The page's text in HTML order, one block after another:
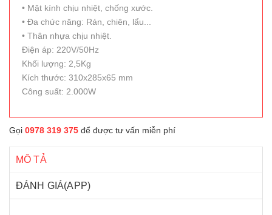
• Mặt kính chịu nhiệt, chống xước.
• Đa chức năng: Rán, chiên, lẩu...
• Thân nhựa chịu nhiệt.
Điện áp: 220V/50Hz
Khối lượng: 2,5Kg
Kích thước: 310x285x65 mm
Công suất: 2.000W
Gọi 0978 319 375 để được tư vấn miễn phí
MÔ TẢ
ĐÁNH GIÁ(APP)